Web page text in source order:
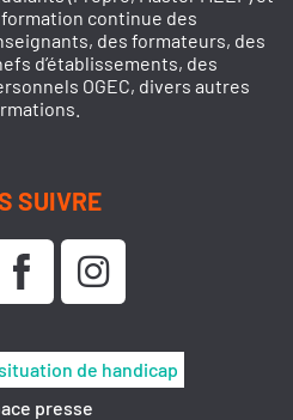
formation continue des
des formateurs, des
d’établissements, des
OGEC, divers autres
SUIVRE
de handicap
presse